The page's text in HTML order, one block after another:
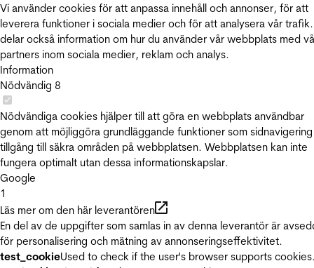
Vi använder cookies för att anpassa innehåll och annonser, för att
leverera funktioner i sociala medier och för att analysera vår
delar också information om hur du använder vår webbplats med
partners inom sociala medier, reklam och analys.
Information
Nödvändig 8
Nödvändiga cookies hjälper till att göra en webbplats användbar
genom att möjliggöra grundläggande funktioner som
tillgång till säkra områden på webbplatsen. Webbplatsen kan inte
fungera optimalt utan dessa informationskapslar.
Google
1
Läs mer om den här leverantören
En del av de uppgifter som samlas in av denna leverantör är
för personalisering och mätning av annonseringseffektivitet.
test_cookieUsed to check if the user's browser supports